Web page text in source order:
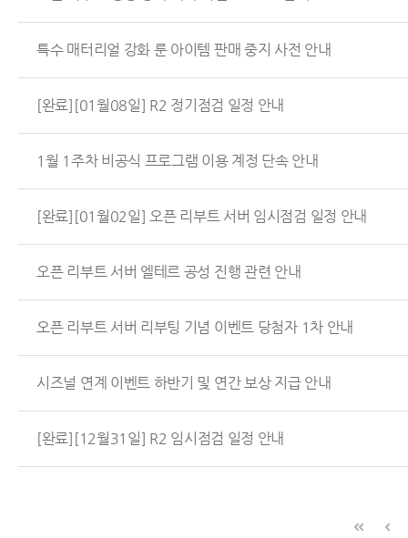
특수 매터리얼 강화 룬 아이템 판매 중지 사전 안내
[완료][01월08일] R2 정기점검 일정 안내
1월 1주차 비공식 프로그램 이용 계정 단속 안내
[완료][01월02일] 오픈 리부트 서버 임시점검 일정 안내
오픈 리부트 서버 엘테르 공성 진행 관련 안내
오픈 리부트 서버 리부팅 기념 이벤트 당첨자 1차 안내
시즈널 연계 이벤트 하반기 및 연간 보상 지급 안내
[완료][12월31일] R2 임시점검 일정 안내